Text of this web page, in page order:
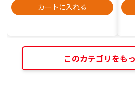
カートに入れる
このカテゴリをも